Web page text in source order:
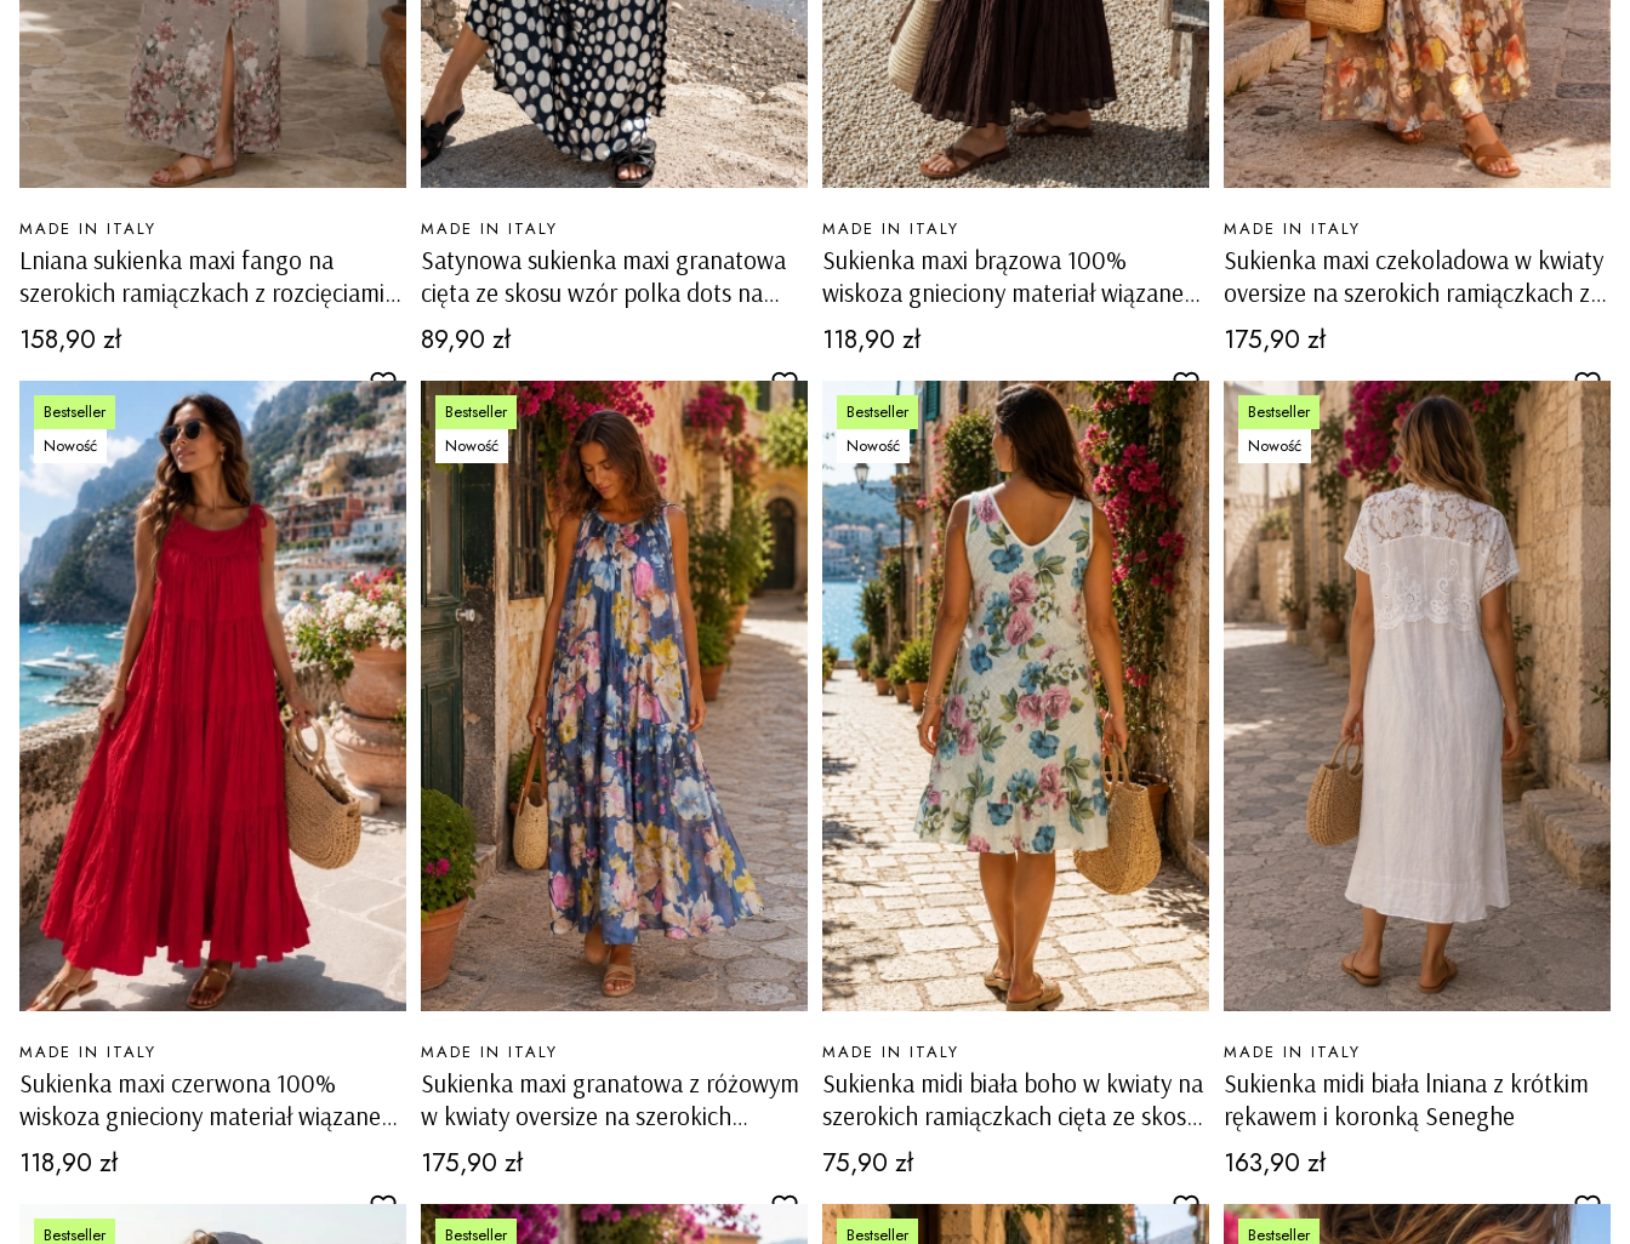
Lniana sukienka maxi fango na
szerokich ramiączkach z rozcięciami
po bokach i kieszeniami Altolia
PRODUCENT
MADE IN ITALY
Cena
158,90 zł
Satynowa sukienka maxi granatowa
cięta ze skosu wzór polka dots na
ramiączkach Oldenico
PRODUCENT
MADE IN ITALY
Cena
89,90 zł
Sukienka maxi brązowa 100%
wiskoza gnieciony materiał wiązane
ramiączka luźny fason boho Rialto
PRODUCENT
MADE IN ITALY
Cena
118,90 zł
Sukienka maxi czekoladowa w kwiaty
oversize na szerokich ramiączkach z
PRODUCENT
MADE IN ITALY
Cena
175,90 zł
Bestseller
Nowość
Sukienka maxi czerwona 100%
wiskoza gnieciony materiał wiązane
ramiączka luźny fason boho Rialto
PRODUCENT
MADE IN ITALY
Cena
118,90 zł
Bestseller
Nowość
Sukienka maxi granatowa z różowym
w kwiaty oversize na szerokich
PRODUCENT
MADE IN ITALY
Cena
175,90 zł
Bestseller
Nowość
Sukienka midi biała boho w kwiaty na
szerokich ramiączkach cięta ze skosu
na lato Mascherino
PRODUCENT
MADE IN ITALY
Cena
75,90 zł
Bestseller
Nowość
Sukienka midi biała lniana z krótkim
rękawem i koronką Seneghe
PRODUCENT
MADE IN ITALY
Cena
163,90 zł
Bestseller Bestseller Bestseller Bestseller